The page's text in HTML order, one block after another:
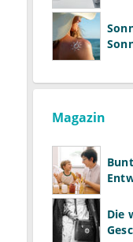
Magazin
Die